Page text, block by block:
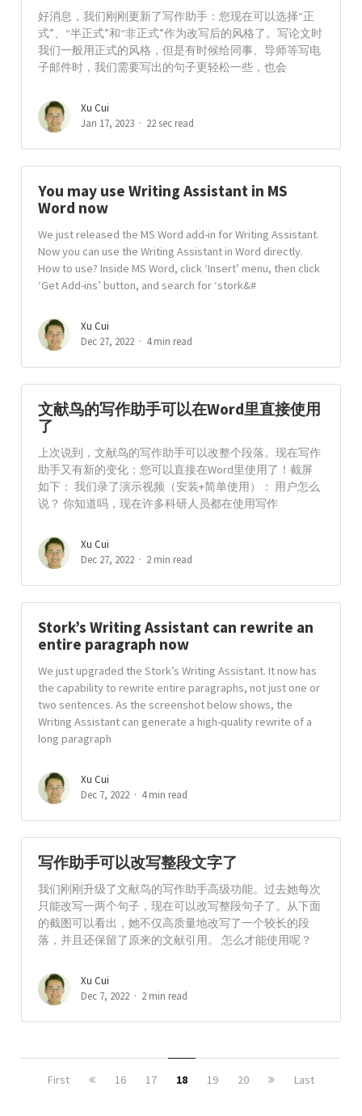
好消息，我们刚刚更新了写作助手：您现在可以选择“正
式”、“半正式”和“非正式”作为改写后的风格了。写论文时
我们一般用正式的风格，但是有时候给同事、导师等写电
子邮件时，我们需要写出的句子更轻松一些，也会
Xu Cui
Jan 17, 2023
22 sec read
You may use Writing Assistant in MS
Word now
We just released the MS Word add-in for Writing Assistant.
Now you can use the Writing Assistant in Word directly.
How to use? Inside MS Word, click ‘Insert’ menu, then click
‘Get Add-ins’ button, and search for ‘stork&#
Xu Cui
Dec 27, 2022
4 min read
文献鸟的写作助手可以在Word里直接使用
了
上次说到，文献鸟的写作助手可以改整个段落。现在写作
助手又有新的变化：您可以直接在Word里使用了！截屏
如下： 我们录了演示视频（安装+简单使用）： 用户怎么
说？ 你知道吗，现在许多科研人员都在使用写作
Xu Cui
Dec 27, 2022
2 min read
Stork’s Writing Assistant can rewrite an
entire paragraph now
We just upgraded the Stork’s Writing Assistant. It now has
the capability to rewrite entire paragraphs, not just one or
two sentences. As the screenshot below shows, the
Writing Assistant can generate a high-quality rewrite of a
long paragraph
Xu Cui
Dec 7, 2022
4 min read
写作助手可以改写整段文字了
我们刚刚升级了文献鸟的写作助手高级功能。过去她每次
只能改写一两个句子，现在可以改写整段句子了。从下面
的截图可以看出，她不仅高质量地改写了一个较长的段
落，并且还保留了原来的文献引用。 怎么才能使用呢？
Xu Cui
Dec 7, 2022
2 min read
First 16 17 18 19 20 Last